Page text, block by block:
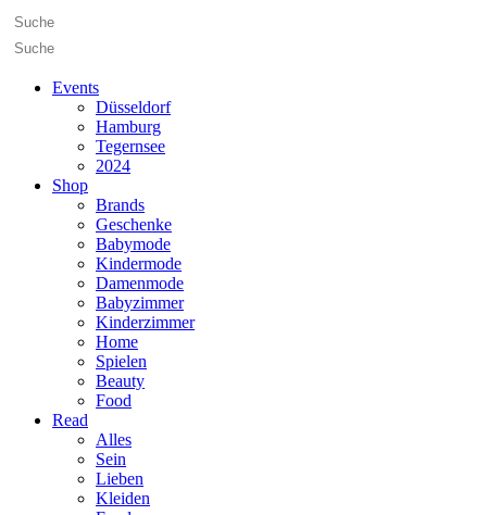
Events
Düsseldorf
Hamburg
Tegernsee
2024
Shop
Brands
Geschenke
Babymode
Kindermode
Damenmode
Babyzimmer
Kinderzimmer
Home
Spielen
Beauty
Food
Read
Alles
Sein
Lieben
Kleiden